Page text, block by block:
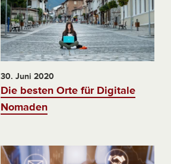
30. Juni 2020
Die besten Orte für Digitale
Nomaden